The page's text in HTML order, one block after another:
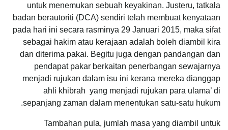
untuk menemukan sebuah keyakinan. Justeru, tatkala
badan berautoriti (DCA) sendiri telah membuat kenyataan
pada hari ini secara rasminya 29 Januari 2015, maka sifat
sebagai hakim atau kerajaan adalah boleh diambil kira
dan diterima pakai. Begitu juga dengan pandangan dan
pendapat pakar berkaitan penerbangan sewajarnya
menjadi rujukan dalam isu ini kerana mereka dianggap
ahli khibrah yang menjadi rujukan para ulama’ di
sepanjang zaman dalam menentukan satu-satu hukum.
Tambahan pula, jumlah masa yang diambil untuk